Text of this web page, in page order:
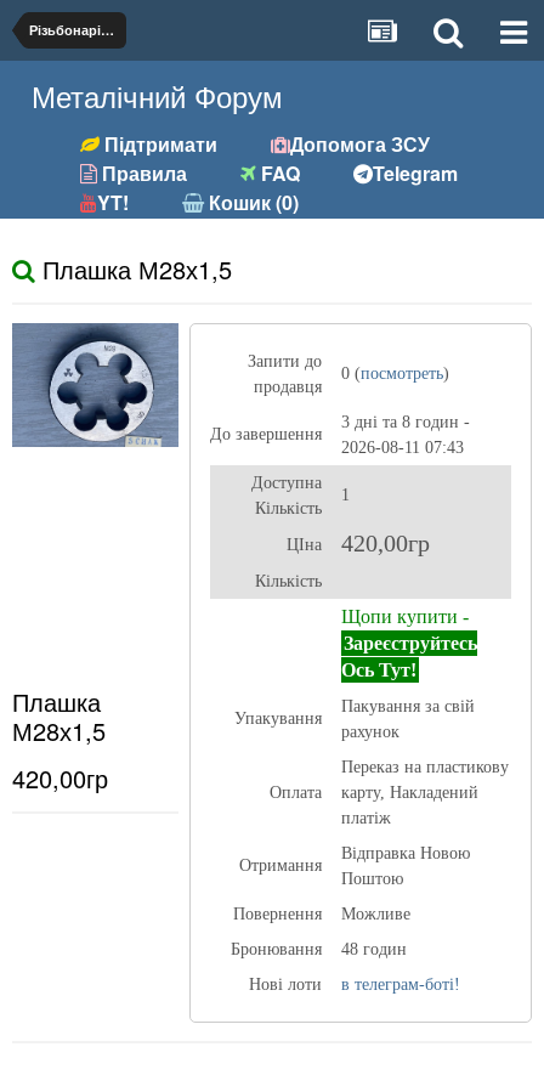
Різьбонарізний (мітчики, плашки)
Металічний Форум
Підтримати
Допомога ЗСУ
Правила
FAQ
Telegram
YT!
Кошик (0)
Плашка М28х1,5
Плашка
М28х1,5
420,00гр
Запити до
продавця
0 (посмотреть)
До завершення
3 дні та 8 годин -
2026-08-11 07:43
Доступна
Кількість
1
ЦІна 420,00гр
Кількість
Щопи купити -
Зареєструйтесь
Ось Тут!
Упакування
Пакування за свій
рахунок
Оплата
Переказ на пластикову
карту, Накладений
платіж
Отримання
Відправка Новою
Поштою
Повернення
Можливе
Бронювання
48 годин
Нові лоти
в телеграм-боті!